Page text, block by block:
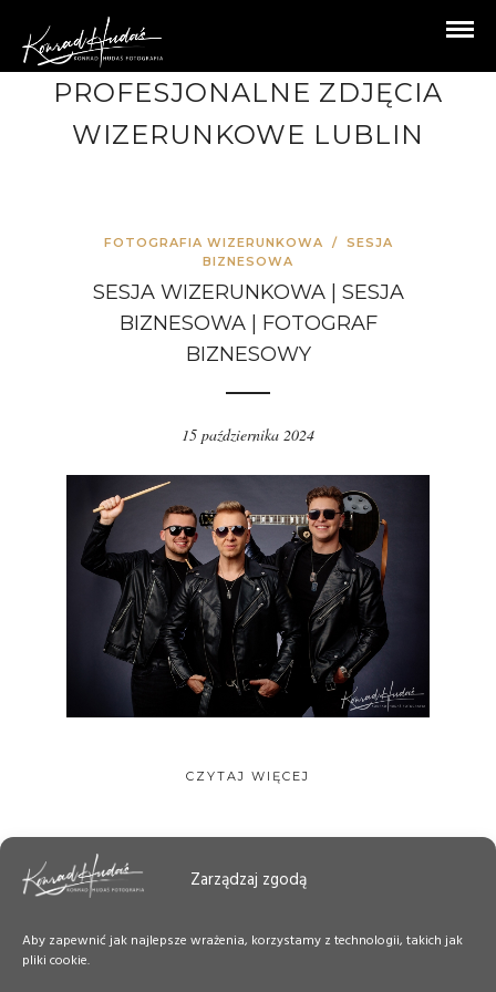
Zarządzaj zgodą
Aby zapewnić jak najlepsze wrażenia, korzystamy z technologii, takich jak
pliki cookie.
PROFESJONALNE ZDJĘCIA
WIZERUNKOWE LUBLIN
FOTOGRAFIA WIZERUNKOWA / SESJA
BIZNESOWA
SESJA WIZERUNKOWA | SESJA
BIZNESOWA | FOTOGRAF
BIZNESOWY
15 października 2024
CZYTAJ WIĘCEJ